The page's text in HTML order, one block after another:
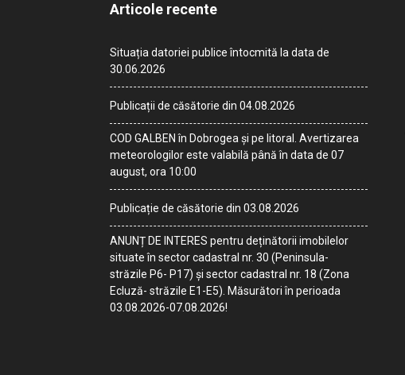
Articole recente
Situația datoriei publice întocmită la data de
30.06.2026
Publicații de căsătorie din 04.08.2026
COD GALBEN în Dobrogea și pe litoral. Avertizarea
meteorologilor este valabilă până în data de 07
august, ora 10:00
Publicație de căsătorie din 03.08.2026
ANUNȚ DE INTERES pentru deținătorii imobilelor
situate în sector cadastral nr. 30 (Peninsula-
străzile P6- P17) și sector cadastral nr. 18 (Zona
Ecluză- străzile E1-E5). Măsurători în perioada
03.08.2026-07.08.2026!